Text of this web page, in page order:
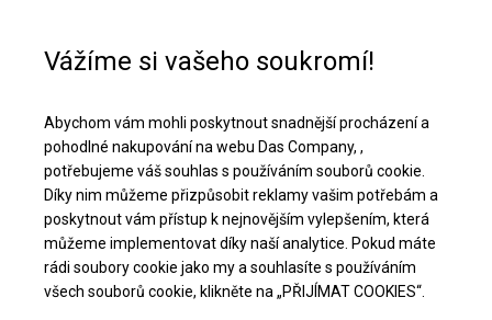
Stáhněte si nabídku PDF
Vážíme si vašeho soukromí!
Abychom vám mohli poskytnout snadnější procházení a
pohodlné nakupování na webu Das Company, ,
potřebujeme váš souhlas s používáním souborů cookie.
Díky nim můžeme přizpůsobit reklamy vašim potřebám a
poskytnout vám přístup k nejnovějším vylepšením, která
můžeme implementovat díky naší analytice. Pokud máte
rádi soubory cookie jako my a souhlasíte s používáním
všech souborů cookie, klikněte na „PŘIJÍMAT COOKIES“.